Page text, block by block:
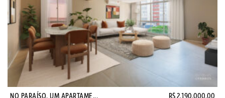
NO PARAÍSO, UM APARTAME... R$ 2.190.000,00